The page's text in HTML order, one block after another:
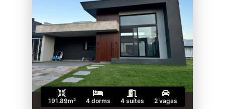
191.89m² 4 dorms 4 suítes
2 vagas